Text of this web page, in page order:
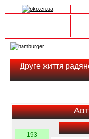
navigation
Друге життя
193